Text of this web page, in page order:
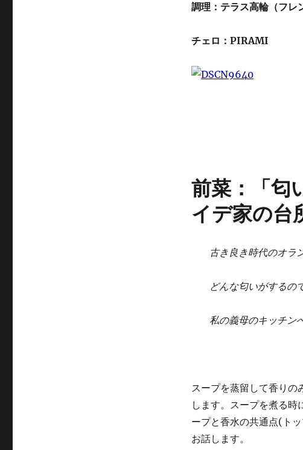
調理：テラス高輪（フレ
チェロ：PIRAMI
前菜：「匂
イデ家の台
古き良き時代のオラ
どんな匂いがするの
私の義母のキッチン
スープを蒸留して香りの
します。スープを煮る
ープと香水の共通点(ト
お話します。